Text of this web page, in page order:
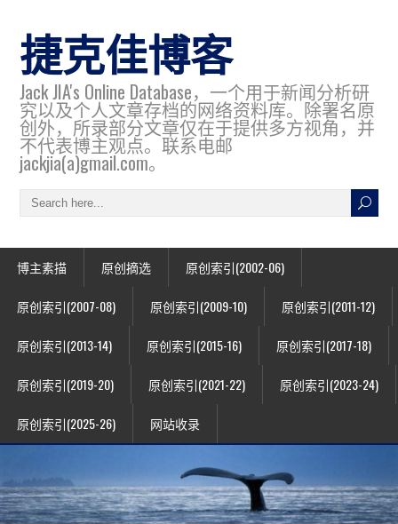
捷克佳博客
Jack JIA's Online Database，一个用于新闻分析研
究以及个人文章存档的网络资料库。除署名原
创外，所录部分文章仅在于提供多方视角，并
不代表博主观点。联系电邮
jackjia(a)gmail.com。
博主素描 原创摘选 原创索引(2002-06)
原创索引(2007-08) 原创索引(2009-10) 原创索引(2011-12)
原创索引(2013-14) 原创索引(2015-16) 原创索引(2017-18)
原创索引(2019-20) 原创索引(2021-22) 原创索引(2023-24)
原创索引(2025-26) 网站收录